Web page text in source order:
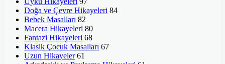
Doğa ve Çevre Hikayeleri 84
Bebek Masalları 82
Macera Hikayeleri 80
Fantazi Hikayeleri 68
Klasik Çocuk Masalları 67
Uzun Hikayeler 61